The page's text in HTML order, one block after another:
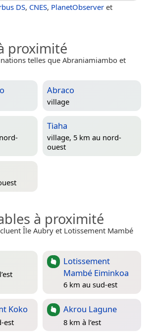
DS, CNES, PlanetObserver et
proximité
telles que Abraniamiambo et
Abraco
village
Tiaha
village, 5 km au nord-
ouest
à proximité
Île Aubry et Lotissement Mambé
Lotissement
Mambé Eiminkoa
6 km au sud-est
Koko
est
Akrou Lagune
8 km à l’est